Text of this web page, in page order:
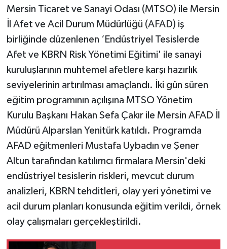
Mersin Ticaret ve Sanayi Odası (MTSO) ile Mersin
İl Afet ve Acil Durum Müdürlüğü (AFAD) iş
birliğinde düzenlenen ‘Endüstriyel Tesislerde
Afet ve KBRN Risk Yönetimi Eğitimi' ile sanayi
kuruluşlarının muhtemel afetlere karşı hazırlık
seviyelerinin artırılması amaçlandı. İki gün süren
eğitim programının açılışına MTSO Yönetim
Kurulu Başkanı Hakan Sefa Çakır ile Mersin AFAD İl
Müdürü Alparslan Yenitürk katıldı. Programda
AFAD eğitmenleri Mustafa Uybadın ve Şener
Altun tarafından katılımcı firmalara Mersin'deki
endüstriyel tesislerin riskleri, mevcut durum
analizleri, KBRN tehditleri, olay yeri yönetimi ve
acil durum planları konusunda eğitim verildi, örnek
olay çalışmaları gerçekleştirildi.